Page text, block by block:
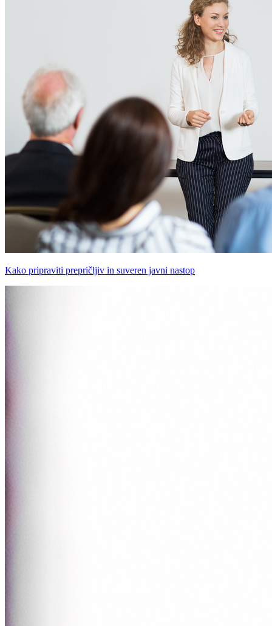
Kako pripraviti prepričljiv in suveren javni nastop